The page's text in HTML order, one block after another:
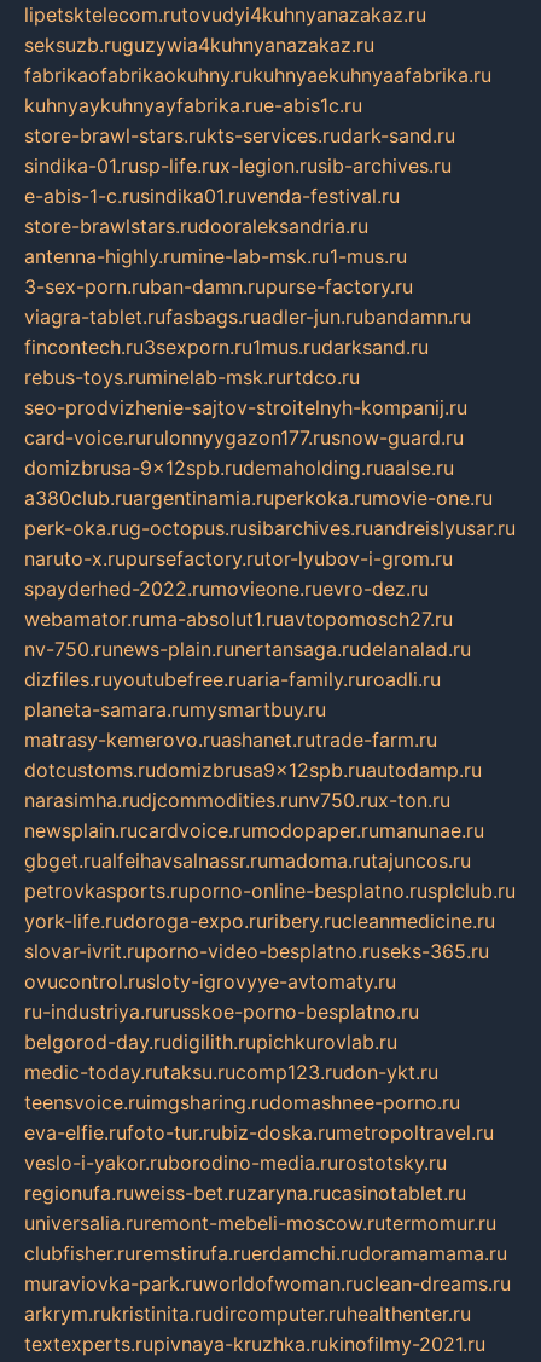
lipetsktelecom.rutovudyi4kuhnyanazakaz.ru
seksuzb.ruguzywia4kuhnyanazakaz.ru
fabrikaofabrikaokuhny.rukuhnyaekuhnyaafabrika.ru
kuhnyaykuhnyayfabrika.rue-abis1c.ru
store-brawl-stars.rukts-services.rudark-sand.ru
sindika-01.rusp-life.rux-legion.rusib-archives.ru
e-abis-1-c.rusindika01.ruvenda-festival.ru
store-brawlstars.rudooraleksandria.ru
antenna-highly.rumine-lab-msk.ru1-mus.ru
3-sex-porn.ruban-damn.rupurse-factory.ru
viagra-tablet.rufasbags.ruadler-jun.rubandamn.ru
fincontech.ru3sexporn.ru1mus.rudarksand.ru
rebus-toys.ruminelab-msk.rurtdco.ru
seo-prodvizhenie-sajtov-stroitelnyh-kompanij.ru
card-voice.rurulonnyygazon177.rusnow-guard.ru
domizbrusa-9x12spb.rudemaholding.ruaalse.ru
a380club.ruargentinamia.ruperkoka.rumovie-one.ru
perk-oka.rug-octopus.rusibarchives.ruandreislyusar.ru
naruto-x.rupursefactory.rutor-lyubov-i-grom.ru
spayderhed-2022.rumovieone.ruevro-dez.ru
webamator.ruma-absolut1.ruavtopomosch27.ru
nv-750.runews-plain.runertansaga.rudelanalad.ru
dizfiles.ruyoutubefree.ruaria-family.ruroadli.ru
planeta-samara.rumysmartbuy.ru
matrasy-kemerovo.ruashanet.rutrade-farm.ru
dotcustoms.rudomizbrusa9x12spb.ruautodamp.ru
narasimha.rudjcommodities.runv750.rux-ton.ru
newsplain.rucardvoice.rumodopaper.rumanunae.ru
gbget.rualfeihavsalnassr.rumadoma.rutajuncos.ru
petrovkasports.ruporno-online-besplatno.rusplclub.ru
york-life.rudoroga-expo.ruribery.rucleanmedicine.ru
slovar-ivrit.ruporno-video-besplatno.ruseks-365.ru
ovucontrol.rusloty-igrovyye-avtomaty.ru
ru-industriya.rurusskoe-porno-besplatno.ru
belgorod-day.rudigilith.rupichkurovlab.ru
medic-today.rutaksu.rucomp123.rudon-ykt.ru
teensvoice.ruimgsharing.rudomashnee-porno.ru
eva-elfie.rufoto-tur.rubiz-doska.rumetropoltravel.ru
veslo-i-yakor.ruborodino-media.rurostotsky.ru
regionufa.ruweiss-bet.ruzaryna.rucasinotablet.ru
universalia.ruremont-mebeli-moscow.rutermomur.ru
clubfisher.ruremstirufa.ruerdamchi.rudoramamama.ru
muraviovka-park.ruworldofwoman.ruclean-dreams.ru
arkrym.rukristinita.rudircomputer.ruhealthenter.ru
textexperts.rupivnaya-kruzhka.rukinofilmy-2021.ru